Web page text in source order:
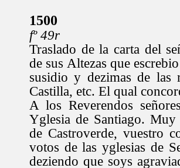
1500
fº 49r
Traslado de la carta del
de sus Altezas que
susidio y dezimas de las
Castilla, etc. El qual
A los Reverendos
Yglesia de Santiago. Muy
de Castroverde, vuestro
votos de las yglesias de
deziendo que soys